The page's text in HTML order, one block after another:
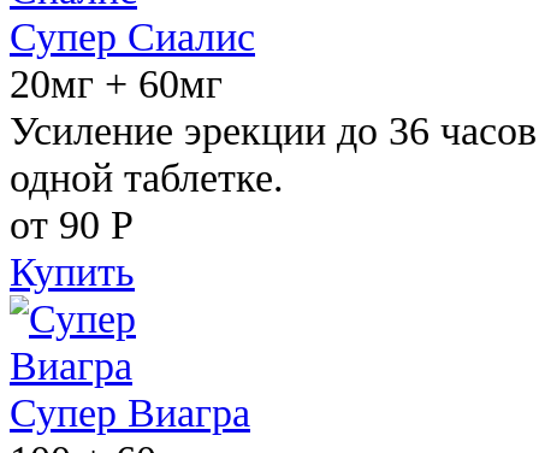
Супер Сиалис
20мг + 60мг
Усиление эрекции до 36
одной таблетке.
от 90 Р
Купить
Супер Виагра